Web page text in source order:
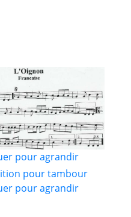
pour agrandir
pour agrandir